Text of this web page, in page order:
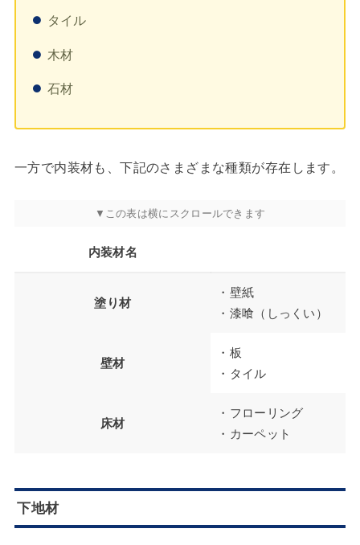
タイル
木材
石材
一方で内装材も、下記のさまざまな種類が存在します。
内装材名
塗り材
・壁紙
・漆喰（しっくい）
壁材
・板
・タイル
床材
・フローリング
・カーペット
下地材